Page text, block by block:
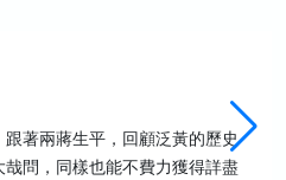
著兩蔣生平，回顧泛黃的歷史
問，同樣也能不費力獲得詳盡